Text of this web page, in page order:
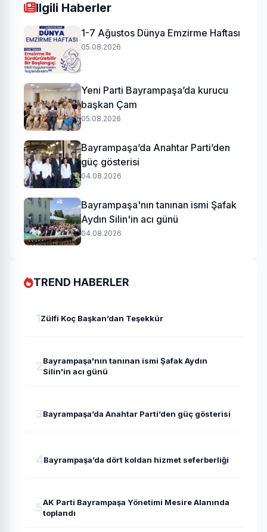
Ilgili Haberler
1-7 Ağustos Dünya Emzirme Haftası
05.08.2026
Yeni Parti Bayrampaşa’da kurucu
başkan Çam
05.08.2026
Bayrampaşa’da Anahtar Parti’den
güç gösterisi
04.08.2026
Bayrampaşa'nın tanınan ismi Şafak
Aydın Silin'in acı günü
04.08.2026
TREND HABERLER
1Zülfi Koç Başkan’dan Teşekkür
2Bayrampaşa'nın tanınan ismi Şafak Aydın
Silin'in acı günü
3Bayrampaşa’da Anahtar Parti’den güç gösterisi
4Bayrampaşa’da dört koldan hizmet seferberliği
5AK Parti Bayrampaşa Yönetimi Mesire Alanında
toplandı